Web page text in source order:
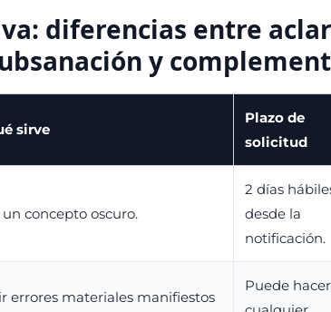
diferencias entre
y
sirve
Plazo de
solicitud
concepto oscuro.
2 días
desde la
notificación.
errores materiales manifiestos
Puede